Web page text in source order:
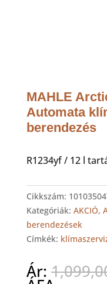
MAHLE
Automata
berendezés
R1234yf / 12 l
Cikkszám:
Kategóriák: AKCIÓ,
berendezések
Címkék:
Ár: